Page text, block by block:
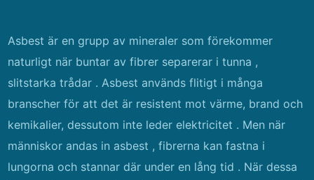
Asbest är en grupp av mineraler som förekommer
naturligt när buntar av fibrer separerar i tunna ,
slitstarka trådar . Asbest används flitigt i många
branscher för att det är resistent mot värme, brand och
kemikalier, dessutom inte leder elektricitet . Men när
människor andas in asbest , fibrerna kan fastna i
lungorna och stannar där under en lång tid . När dessa